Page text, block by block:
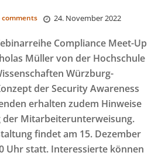
24. November 2022
comments
Compliance Meet-Up
Müller von der Hochschule
Würzburg-
der Security Awareness
erhalten zudem Hinweise
der Mitarbeiterunterweisung.
findet am 15. Dezember
Uhr statt. Interessierte können